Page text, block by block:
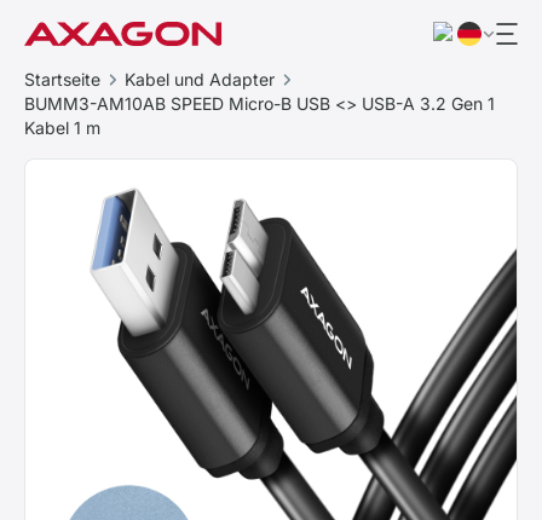
Startseite
Kabel und Adapter
BUMM3-AM10AB SPEED Micro-B USB <> USB-A 3.2 Gen 1
Kabel 1 m